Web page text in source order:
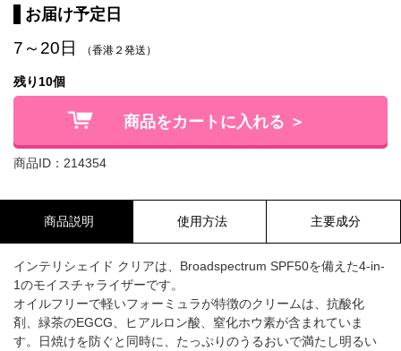
お届け予定日
7～20日 （香港２発送）
残り10個
商品をカートに入れる ＞
商品ID：214354
商品説明 使用方法 主要成分
インテリシェイド クリアは、Broadspectrum SPF50を備えた4-in-
1のモイスチャライザーです。
オイルフリーで軽いフォーミュラが特徴のクリームは、抗酸化
剤、緑茶のEGCG、ヒアルロン酸、窒化ホウ素が含まれていま
す。日焼けを防ぐと同時に、たっぷりのうるおいで満たし明るい